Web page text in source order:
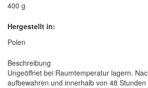
400 g
Hergestellt in:
Polen
Beschreibung
Ungeöffnet bei Raumtemperatur lagern.
aufbewahren und innerhalb von 48